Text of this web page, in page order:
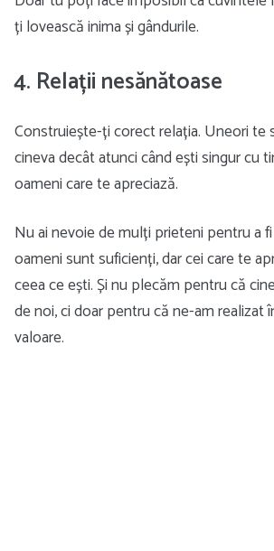
ți lovească inima și gândurile.
4. Relații nesănătoase
Construiește-ți corect relația. Uneori te
cineva decât atunci când ești singur cu
oameni care te apreciază.
Nu ai nevoie de mulți prieteni pentru a
oameni sunt suficienți, dar cei care te
ceea ce ești. Și nu plecăm pentru că
de noi, ci doar pentru că ne-am realizat
valoare.